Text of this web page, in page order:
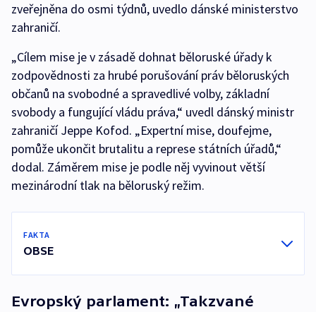
zveřejněna do osmi týdnů, uvedlo dánské ministerstvo
zahraničí.
„Cílem mise je v zásadě dohnat běloruské úřady k
zodpovědnosti za hrubé porušování práv běloruských
občanů na svobodné a spravedlivé volby, základní
svobody a fungující vládu práva,“ uvedl dánský ministr
zahraničí Jeppe Kofod. „Expertní mise, doufejme,
pomůže ukončit brutalitu a represe státních úřadů,“
dodal. Záměrem mise je podle něj vyvinout větší
mezinárodní tlak na běloruský režim.
FAKTA
OBSE
Evropský parlament: „Takzvané